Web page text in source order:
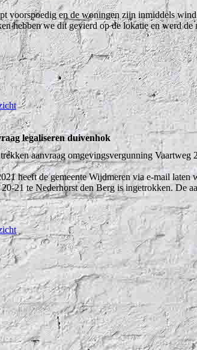
voorspoedig en de woningen zijn inmiddels
hebben we dit gevierd op de lokatie en werd de
legaliseren duivenhok
aanvraag omgevingsvergunning Vaartweg
heeft de gemeente Wijdmeren via e-mail
21 te Nederhorst den Berg is ingetrokken. De